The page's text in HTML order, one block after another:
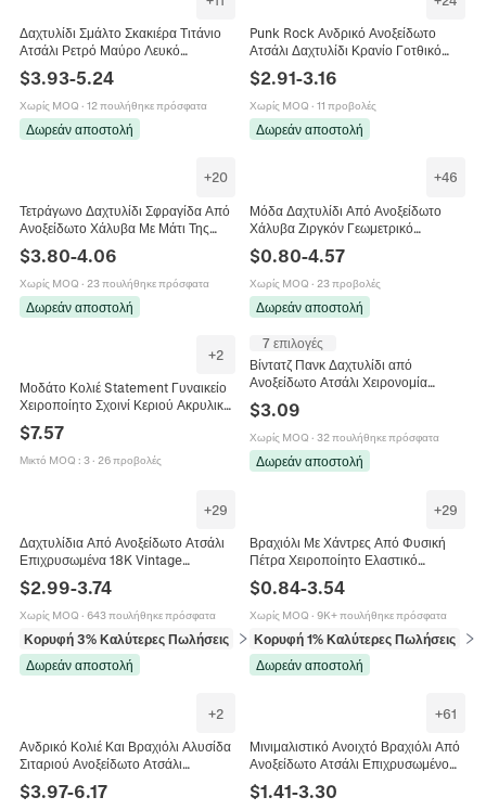
Δαχτυλίδι Σμάλτο Σκακιέρα Τιτάνιο
Ατσάλι Ρετρό Μαύρο Λευκό
Γεωμετρικά Κοσμήματα Για Γυναίκες
Μινιμαλιστικό Στυλ
$3.93-5.24
Χωρίς MOQ · 12 πουλήθηκε πρόσφατα
Δωρεάν αποστολή
Punk Rock Ανδρικό Ανοξείδωτο
Ατσάλι Δαχτυλίδι Κρανίο Γοτθικό
Κεφάλι Σκελετού Δαχτυλίδι για
Άνδρες Γυναίκες Μαύρο Χρυσό
Ασημί Κοσμήματα Μόδας
$2.91-3.16
Χωρίς MOQ · 11 προβολές
Δωρεάν αποστολή
+20
Τετράγωνο Δαχτυλίδι Σφραγίδα Από
Ανοξείδωτο Χάλυβα Με Μάτι Της
Κόσμημα Για Άνδρες Γυναίκες
$3.80-4.06
Χωρίς MOQ · 23 πουλήθηκε πρόσφατα
Δωρεάν αποστολή
+46
Μόδα Δαχτυλίδι Από Ανοξείδωτο
Χάλυβα Ζιργκόν Γεωμετρικό
Κόσμημα Δακτύλου Κομψό
Γυναικείο Αξεσουάρ
$0.80-4.57
Χωρίς MOQ · 23 προβολές
Δωρεάν αποστολή
+2
Μοδάτο Κολιέ Statement Γυναικείο
Χειροποίητο Σχοινί Κεριού Ακρυλική
Ρητίνη Μενταγιόν Σταγόνα Νερού
Έθνικ Κόσμημα
$7.57
Μικτό MOQ : 3· 26 προβολές
7 επιλογές
Βίντατζ Πανκ Δαχτυλίδι από
Ανοξείδωτο Ατσάλι Χειρονομία
Χέρι Σκελετού Κοσμήματα
$3.09
Χωρίς MOQ · 32 πουλήθηκε πρόσφατα
Δωρεάν αποστολή
+29
Δαχτυλίδια Από Ανοξείδωτο Ατσάλι
Επιχρυσωμένα 18K Vintage
Κρουασάν Με Ζιργκόν Καρδιά
Σφυρήλατα Γεωμετρικά Κοσμήματα
Για Γυναίκες
$2.99-3.74
Χωρίς MOQ · 643 πουλήθηκε πρόσφατα
Κορυφή 3% Καλύτερες Πωλήσεις
σε Δαχτυλίδια
Δωρεάν αποστολή
+29
Βραχιόλι Με Χάντρες Από Φυσική
Πέτρα Χειροποίητο Ελαστικό
Ενέργεια Θεραπείας Διαλογισμός
Κοσμήματα Για Άνδρες Γυναίκες
$0.84-3.54
Χωρίς MOQ · 9K+ πουλήθηκε πρόσφατα
Κορυφή 1% Καλύτερες Πωλήσεις
σε
Δωρεάν αποστολή
+2
Ανδρικό Κολιέ Και Βραχιόλι Αλυσίδα
Σιταριού Ανοξείδωτο Ατσάλι
Κοσμήματα
$3.97-6.17
+61
Μινιμαλιστικό Ανοιχτό Βραχιόλι Από
Ανοξείδωτο Ατσάλι Επιχρυσωμένο
Ρυθμιζόμενο Για Γυναίκες
$1.41-3.30